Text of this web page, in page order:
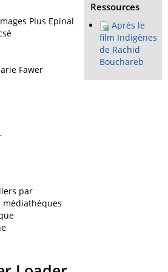
Plus Epinal
Fawer
par
Ressources
Après le
film Indigènes
de Rachid
Bouchareb